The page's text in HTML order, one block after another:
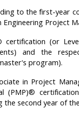
to the first-year
Project
certification (or
and the
program).
in Project
(PMP)®
second year of